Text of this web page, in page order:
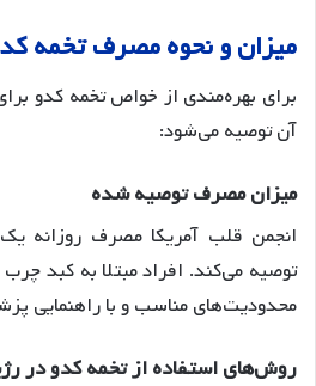
میزانونحوهمصرفتخمه
برای بهره‌مندی از خواص تخمه کدو
آن توصیه می‌شود:
میزانمصرفتوصیهشده
انجمن قلب آمریکا مصرف روزانه
توصیه می‌کند. افراد مبتلا به کبد
محدودیت‌های مناسب و با راهنمایی
روشهایاستفادهازتخمهکدودر